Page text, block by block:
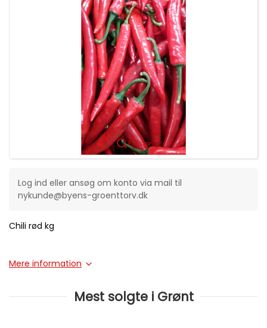
Forstør
Log ind eller ansøg om konto via mail til
nykunde@byens-groenttorv.dk
Chili rød kg
Mere information
Mest solgte i Grønt